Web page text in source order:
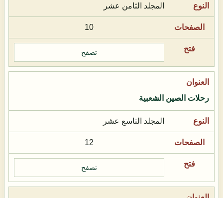
المجلد الثامن عشر
10
تصفح
رحلات الصين الشعبية
المجلد التاسع عشر
12
تصفح